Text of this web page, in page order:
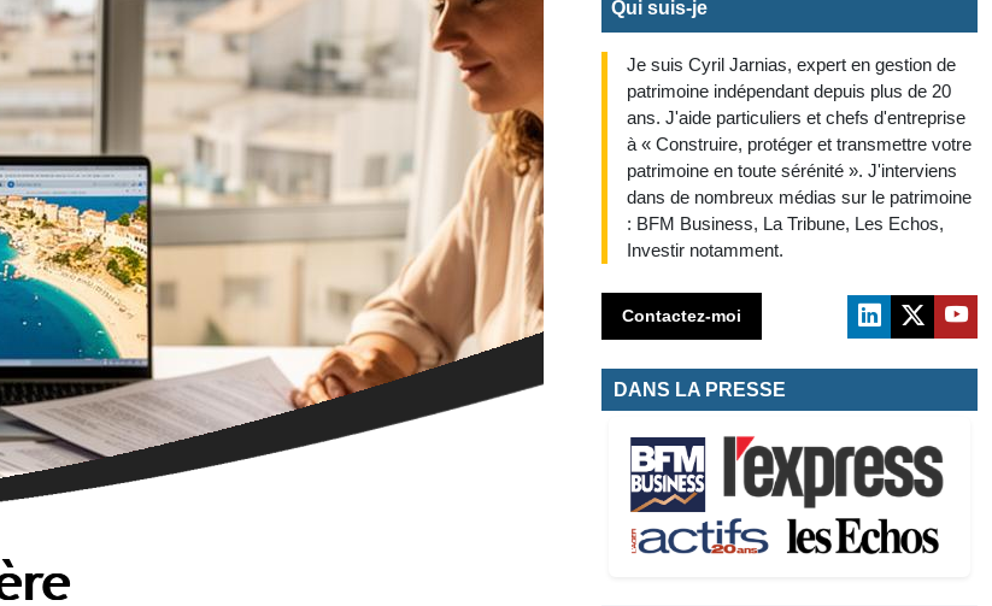
Qui suis-je
Je suis Cyril Jarnias, expert en gestion de
patrimoine indépendant depuis plus de 20
ans. J'aide particuliers et chefs d'entreprise
à « Construire, protéger et transmettre votre
patrimoine en toute sérénité ». J'interviens
dans de nombreux médias sur le patrimoine
: BFM Business, La Tribune, Les Echos,
Investir notamment.
Contactez-moi
DANS LA PRESSE